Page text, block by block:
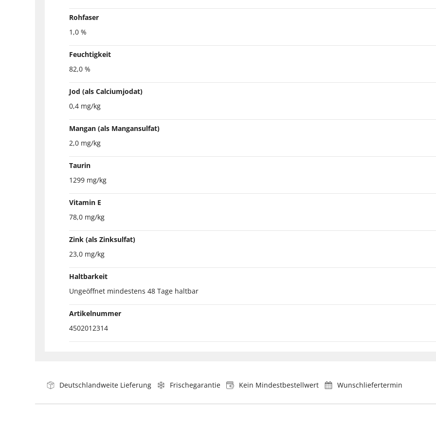
Rohfaser
1,0 %
Feuchtigkeit
82,0 %
Jod (als Calciumjodat)
0,4 mg/kg
Mangan (als Mangansulfat)
2,0 mg/kg
Taurin
1299 mg/kg
Vitamin E
78,0 mg/kg
Zink (als Zinksulfat)
23,0 mg/kg
Haltbarkeit
Ungeöffnet mindestens 48 Tage haltbar
Artikelnummer
4502012314
Deutschlandweite Lieferung Frischegarantie Kein Mindestbestellwert Wunschliefertermin